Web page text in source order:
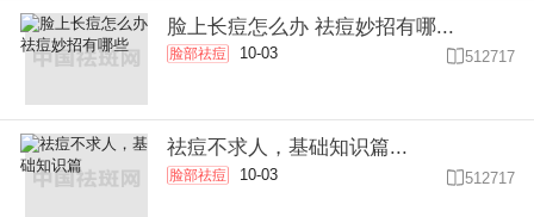
脸上长痘怎么办 祛痘妙招有哪...
脸部祛痘 10-03 512717
祛痘不求人，基础知识篇...
脸部祛痘 10-03 512717